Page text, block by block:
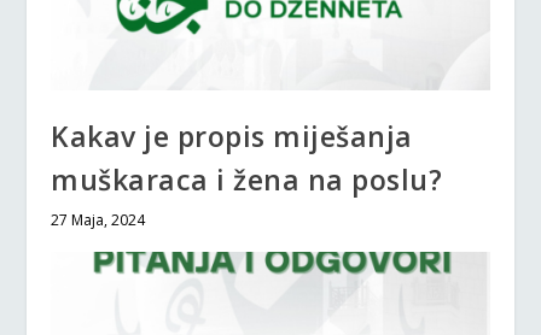
Kakav je propis miješanja
muškaraca i žena na poslu?
27 Maja, 2024